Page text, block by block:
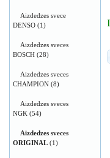
Aizdedzes svece
DENSO (1)
Aizdedzes sveces
BOSCH (28)
Aizdedzes sveces
CHAMPION (8)
Aizdedzes sveces
NGK (54)
Aizdedzes sveces
ORIGINAL (1)